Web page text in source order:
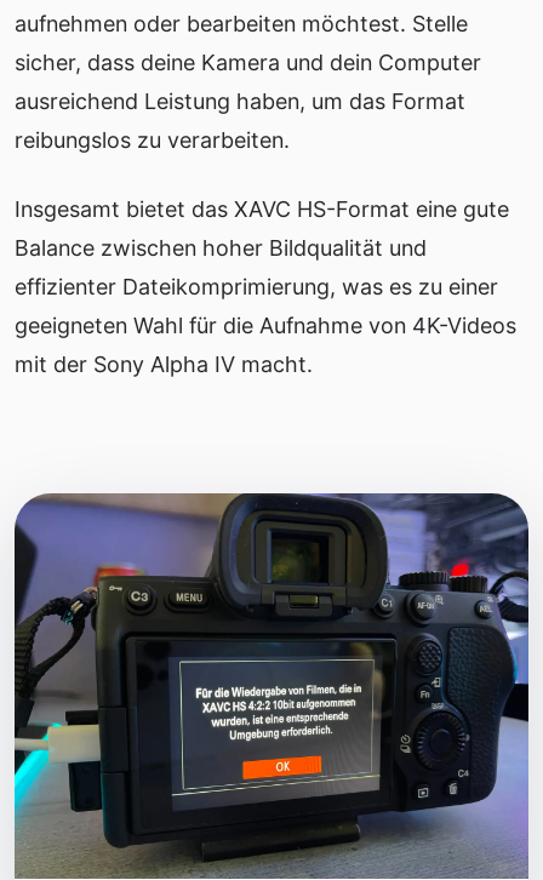
aufnehmen oder bearbeiten möchtest. Stelle
sicher, dass deine Kamera und dein Computer
ausreichend Leistung haben, um das Format
reibungslos zu verarbeiten.
Insgesamt bietet das XAVC HS-Format eine gute
Balance zwischen hoher Bildqualität und
effizienter Dateikomprimierung, was es zu einer
geeigneten Wahl für die Aufnahme von 4K-Videos
mit der Sony Alpha IV macht.